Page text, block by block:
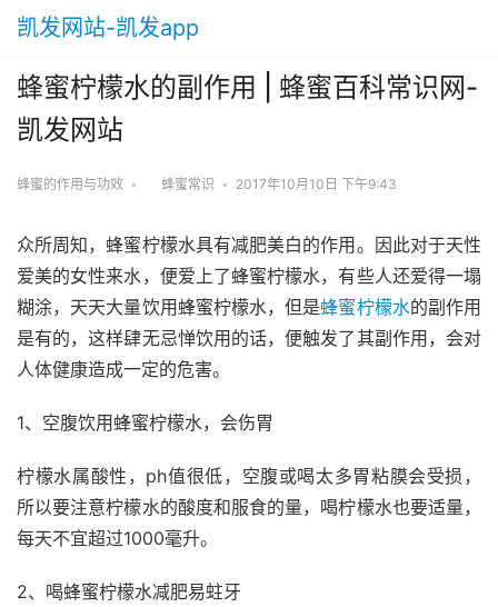
凯发网站-凯发app
蜂蜜柠檬水的副作用 | 蜂蜜百科常识网-
凯发网站
蜂蜜的作用与功效 • 蜂蜜常识 • 2017年10月10日 下午9:43
众所周知，蜂蜜柠檬水具有减肥美白的作用。因此对于天性
爱美的女性来水，便爱上了蜂蜜柠檬水，有些人还爱得一塌
糊涂，天天大量饮用蜂蜜柠檬水，但是蜂蜜柠檬水的副作用
是有的，这样肆无忌惮饮用的话，便触发了其副作用，会对
人体健康造成一定的危害。
1、空腹饮用蜂蜜柠檬水，会伤胃
柠檬水属酸性，ph值很低，空腹或喝太多胃粘膜会受损，
所以要注意柠檬水的酸度和服食的量，喝柠檬水也要适量，
每天不宜超过1000毫升。
2、喝蜂蜜柠檬水减肥易蛀牙